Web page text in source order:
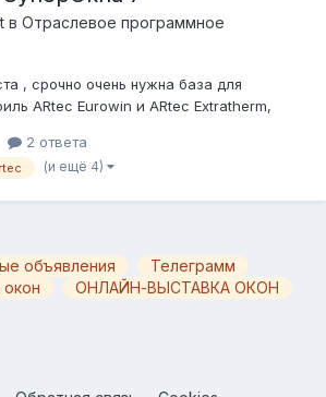
в Отраслевое программное
, срочно очень нужна база для
ARtec Eurowin и ARtec Extratherm,
под СуОк 2006 - перебью руками в 7
2 ответа
(и ещё 4)
объявления
Телеграмм
ОНЛАЙН-ВЫСТАВКА ОКОН